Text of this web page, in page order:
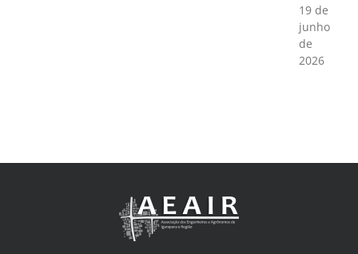
19 de
junho
de
2026